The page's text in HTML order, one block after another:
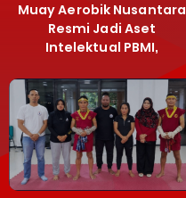
Muay Aerobik Nusantara
Resmi Jadi Aset
Intelektual PBMI,
Terobosan Bangun
Grassroots